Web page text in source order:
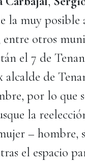
la muy posible
entre otros
el 7 de
alcalde de
por lo que
la
– hombre,
el espacio